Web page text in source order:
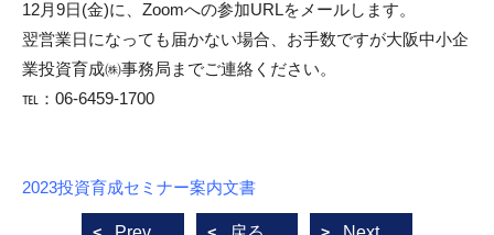
12月9日(金)に、Zoomへの参加URLをメールします。
翌営業日になっても届かない場合、お手数ですが大阪中小企
業投資育成㈱事務局までご連絡ください。
℡：06-6459-1700
2023投資育成セミナー案内文書